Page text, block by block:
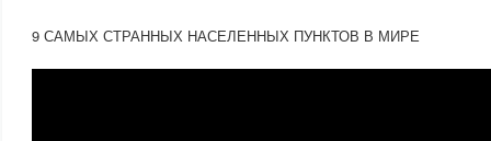
9 САМЫХ СТРАННЫХ НАСЕЛЕННЫХ ПУНКТОВ В МИРЕ